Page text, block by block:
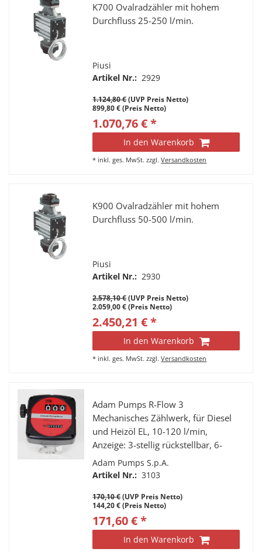
K700 Ovalradzähler mit hohem
Durchfluss 25-250 l/min.
Piusi
Artikel Nr.: 2929
1.124,80 €(UVP Preis Netto)
899,80 € (Preis Netto)
1.070,76 € *
In den Warenkorb
* inkl. ges. MwSt. zzgl.Versandkosten
K900 Ovalradzähler mit hohem
Durchfluss 50-500 l/min.
Piusi
Artikel Nr.: 2930
2.578,10 €(UVP Preis Netto)
2.059,00 € (Preis Netto)
2.450,21 € *
In den Warenkorb
* inkl. ges. MwSt. zzgl.Versandkosten
Adam Pumps R-Flow 3
Mechanisches Zählwerk, für Diesel
und Heizöl EL, 10-120 l/min,
Anzeige: 3-stellig rückstellbar, 6-
stelliger Summenzähler, Anschlüsse:
1” IG, nicht eichfähig.
Adam Pumps S.p.A.
Artikel Nr.: 3103
170,10 €(UVP Preis Netto)
144,20 € (Preis Netto)
171,60 € *
In den Warenkorb